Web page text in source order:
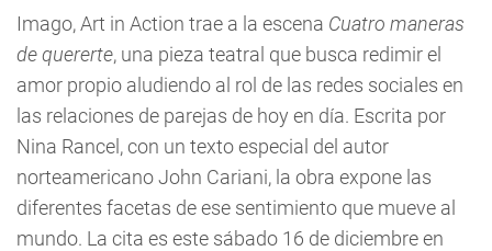
Imago, Art in Action trae a la escena Cuatro maneras
de quererte, una pieza teatral que busca redimir el
amor propio aludiendo al rol de las redes sociales en
las relaciones de parejas de hoy en día. Escrita por
Nina Rancel, con un texto especial del autor
norteamericano John Cariani, la obra expone las
diferentes facetas de ese sentimiento que mueve al
mundo. La cita es este sábado 16 de diciembre en